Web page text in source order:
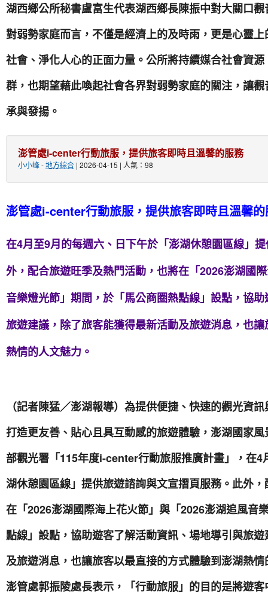
湖西鄉公所秘書盧富生代表湖西鄉長陳振中對大關口
對弱勢家庭而言，不僅是經濟上的及時雨，更是心靈
社會、淨化人心的正面力量。公所將持續媒合社會資
群，也期望藉此喚起社會各界對弱勢家庭的關注，讓
承與發揚。
澎管處i-center行動旅服，提供旅客即時且溫馨的服務
小小峰-地方綜合 | 2026-04-15 | 人氣：98
澎管處i-center行動旅服，提供旅客即時且溫馨
在4月至9月的每週六、日下午於「澎湖休憩園區線」
外，配合旅遊旺季及熱門活動，也將在「2026澎湖國
音樂燈光節」期間，於「馬公商圈熱點線」設點，協
旅遊建議，除了旅客能獲得最新活動及旅遊消息，也
熱情的人文魅力。
（記者陳猛／澎湖報導）為提供便捷、快速的觀光資
打造更友善、貼心且具互動感的旅遊體驗，澎湖國家
部觀光署「115年度i-center行動旅服推廣計畫」，在
湖休憩園區線」提供旅遊諮詢與文宣摺頁服務。此外
在「2026澎湖國際海上花火節」與「2026澎湖追風音
點線」設點，協助遊客了解活動資訊、場地導引與旅
及旅遊消息，也讓旅客以最直接的方式體驗到澎湖熱
澎管處郭振陵處長表示，「行動旅服」的目的是將遊